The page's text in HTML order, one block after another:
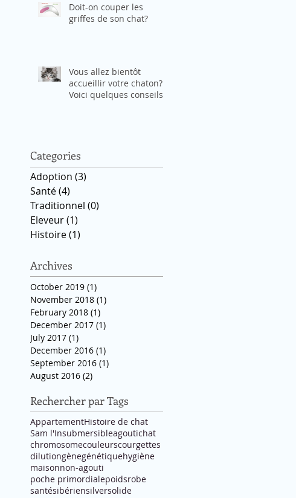
Doit-on couper les
griffes de son chat?
Vous allez bientôt
accueillir votre chaton?
Voici quelques conseils
Categories
Adoption (3)
Santé(4)
Traditionnel (0)
Eleveur(1)
Histoire(1)
Archives
October 2019 (1)
November 2018 (1)
February 2018 (1)
December 2017 (1)
July 2017 (1)
December 2016 (1)
September 2016 (1)
August 2016 (2)
Rechercher par Tags
AppartementHistoire de chat
Sam l'Insubmersibleagoutichat
chromosomecouleurscourgettes
dilutiongènegénétiquehygiène
maisonnon-agouti
poche primordialepoidsrobe
santésibériensilversolide